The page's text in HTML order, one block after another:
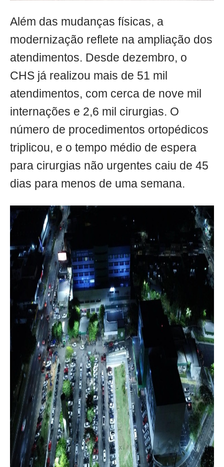
Além das mudanças físicas, a
modernização reflete na ampliação dos
atendimentos. Desde dezembro, o
CHS já realizou mais de 51 mil
atendimentos, com cerca de nove mil
internações e 2,6 mil cirurgias. O
número de procedimentos ortopédicos
triplicou, e o tempo médio de espera
para cirurgias não urgentes caiu de 45
dias para menos de uma semana.